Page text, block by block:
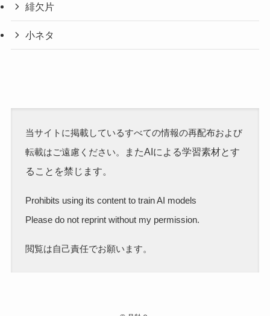
緋欠片
小ネタ
当サイトに掲載しているすべての情報の再配布および
転載はご遠慮ください。
またAIによる学習素材とす
ることを禁じます。
Prohibits using its content to train AI models
Please do not reprint without my permission.
閲覧は自己責任でお願います。